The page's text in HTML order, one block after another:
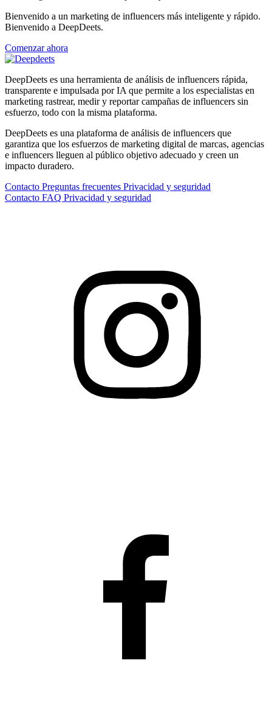
Bienvenido a un marketing de influencers más inteligente y rápido.
Bienvenido a DeepDeets.
Comenzar ahora
DeepDeets es una herramienta de análisis de influencers rápida,
transparente e impulsada por IA que permite a los especialistas en
marketing rastrear, medir y reportar campañas de influencers sin
esfuerzo, todo con la misma plataforma.
DeepDeets es una plataforma de análisis de influencers que
garantiza que los esfuerzos de marketing digital de marcas, agencias
e influencers lleguen al público objetivo adecuado y creen un
impacto duradero.
Contacto Preguntas frecuentes Privacidad y seguridad
Contacto FAQ Privacidad y seguridad